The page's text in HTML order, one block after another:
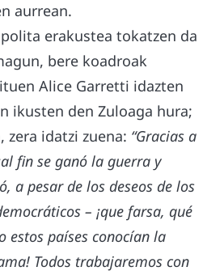
aurrean.
erakustea tokatzen da
bere koadroak
Alice Garretti idazten
ikusten den Zuloaga hura;
zera idatzi zuena: “Gracias a
fin se ganó la guerra y
a pesar de los deseos de los
– ¡que farsa, qué
estos países conocían la
Todos trabajaremos con